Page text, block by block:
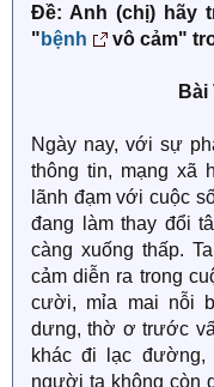
Đề: Anh (chị) hãy
" bệnh vô cảm"
Bài
Ngày nay, với sự
thông tin, mạng xã
lãnh đạm với cuộc
đang làm thay đổi
càng xuống thấp.
cảm diễn ra trong
cười, mỉa mai nỗi
dưng, thờ ơ trước
khác đi lạc
người ta không còn